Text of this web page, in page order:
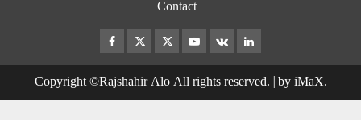
Contact
Facebook
TwitterInstagram
Youtube
VK LinkedIn
Copyright ©Rajshahir Alo All rights reserved. by iMaX.